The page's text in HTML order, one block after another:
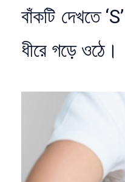
বাঁকটি দেখতে
ধীরে গড়ে ওঠে।